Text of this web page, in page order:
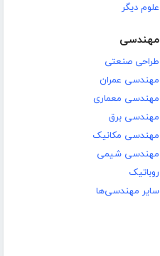
علوم دیگر
مهندسی
طراحی صنعتی
مهندسی عمران
مهندسی معماری
مهندسی برق
مهندسی مکانیک
مهندسی شیمی
روباتیک
سایر مهندسی‌ها